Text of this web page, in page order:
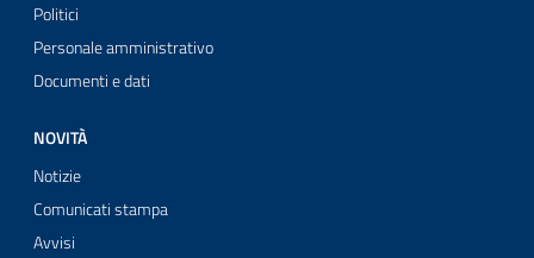
Politici
Personale amministrativo
Documenti e dati
NOVITÀ
Notizie
Comunicati stampa
Avvisi